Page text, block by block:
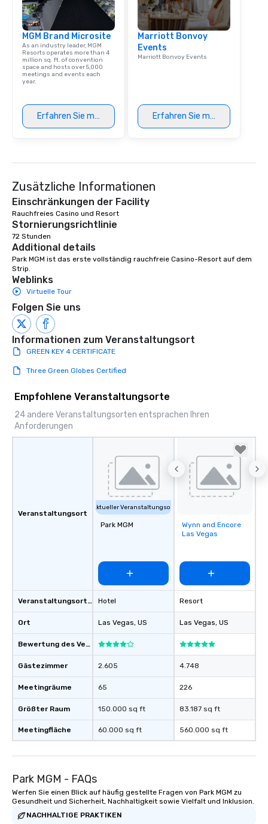
MGM Brand Microsite
As an industry leader, MGM
Resorts operates more than 4
million sq. ft. of convention
space and hosts over 5,000
meetings and events each
year.
Erfahren Sie mehr
Marriott Bonvoy
Events
Marriott Bonvoy Events
Erfahren Sie mehr
Zusätzliche Informationen
Einschränkungen der Facility
Rauchfreies Casino und Resort
Stornierungsrichtlinie
72 Stunden
Additional details
Park MGM ist das erste vollständig rauchfreie Casino-Resort auf dem
Strip.
Weblinks
Virtuelle Tour
Folgen Sie uns
Informationen zum Veranstaltungsort
GREEN KEY 4 CERTIFICATE
Three Green Globes Certified
Empfohlene Veranstaltungsorte
24 andere Veranstaltungsorten entsprachen Ihren
Anforderungen
Veranstaltungsort
Veranstaltungsortstyp
Ort
Bewertung des Veranstaltungsortes
Gästezimmer
Meetingräume
Größter Raum
Meetingfläche
Aktueller Veranstaltungsort
Park MGM
Hotel
Las Vegas, US
2.605
65
150.000 sq ft
60.000 sq ft
Removed from
favorites
Wynn and Encore
Las Vegas
Resort
Las Vegas, US
4.748
226
83.187 sq ft
560.000 sq ft
Park MGM - FAQs
Werfen Sie einen Blick auf häufig gestellte Fragen von Park MGM zu
Gesundheit und Sicherheit, Nachhaltigkeit sowie Vielfalt und Inklusion.
NACHHALTIGE PRAKTIKEN